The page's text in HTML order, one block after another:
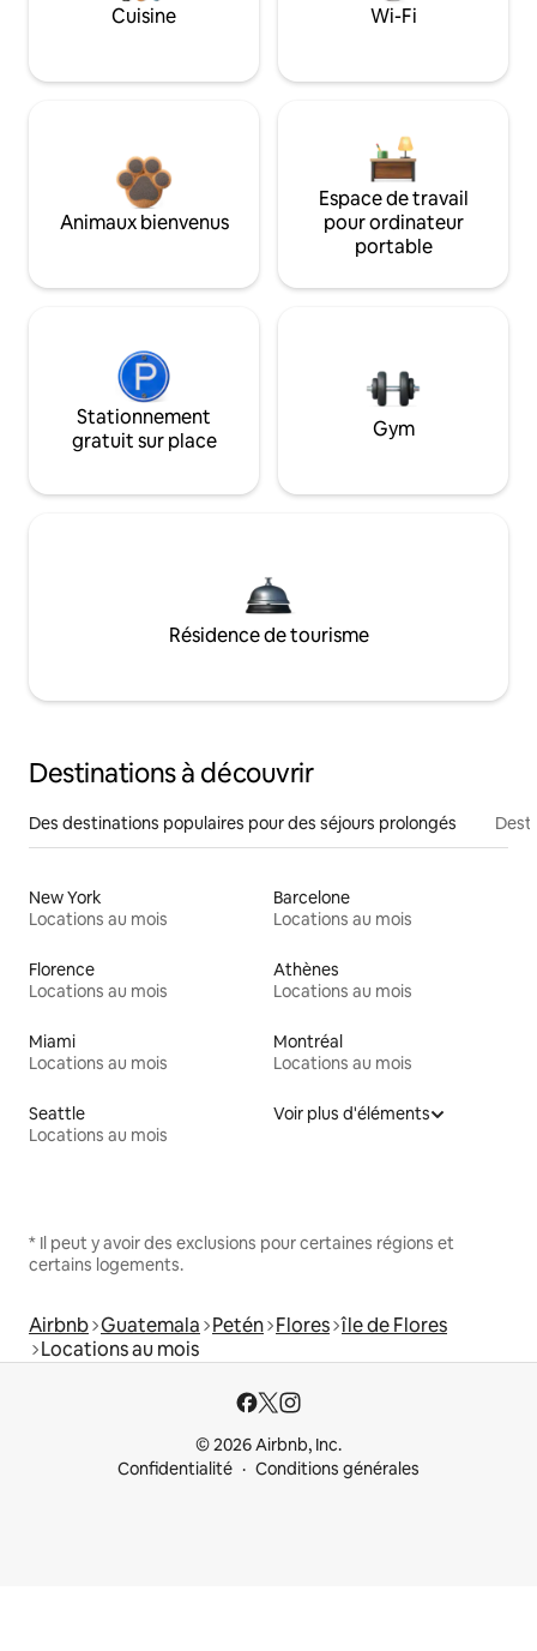
Cuisine Wi-Fi
Animaux bienvenus
Espace de travail
pour ordinateur
portable
Stationnement
gratuit sur place
Gym
Résidence de tourisme
Destinations à découvrir
Des destinations populaires pour des séjours prolongés
New York
Locations au mois
Barcelone
Locations au mois
Florence
Locations au mois
Athènes
Locations au mois
Miami
Locations au mois
Montréal
Locations au mois
Seattle
Locations au mois
Voir plus d'éléments
* Il peut y avoir des exclusions pour certaines régions et
certains logements.
Airbnb Guatemala Petén Flores île de Flores
Locations au mois
© 2026 Airbnb, Inc.
Confidentialité
Conditions générales